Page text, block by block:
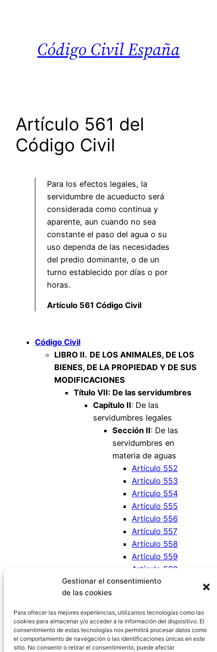
Gestionar el consentimiento
de las cookies
Para ofrecer las mejores experiencias, utilizamos tecnologías como las
cookies para almacenar y/o acceder a la información del dispositivo. El
consentimiento de estas tecnologías nos permitirá procesar datos como
el comportamiento de navegación o las identificaciones únicas en este
sitio. No consentir o retirar el consentimiento, puede afectar
Código Civil España
Artículo 561 del
Código Civil
Para los efectos legales, la
servidumbre de acueducto será
considerada como continua y
aparente, aun cuando no sea
constante el paso del agua o su
uso dependa de las necesidades
del predio dominante, o de un
turno establecido por días o por
horas.
Artículo 561 Código Civil
Código Civil
LIBRO II. DE LOS ANIMALES, DE LOS
BIENES, DE LA PROPIEDAD Y DE SUS
MODIFICACIONES
Título VII: De las servidumbres
Capítulo II: De las
servidumbres legales
Sección II: De las
servidumbres en
materia de aguas
Artículo 552
Artículo 553
Artículo 554
Artículo 555
Artículo 556
Artículo 557
Artículo 558
Artículo 559
Artículo 560
Artículo 561